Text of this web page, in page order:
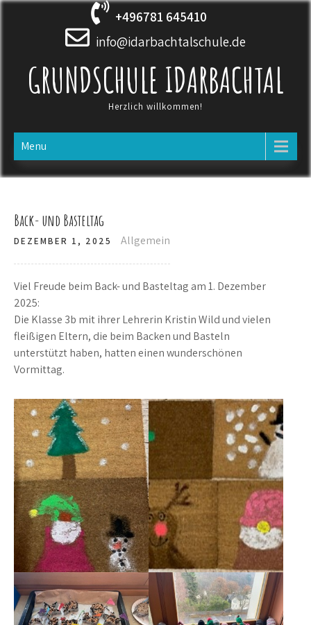
Skip
+496781 645410
info@idarbachtalschule.de
GRUNDSCHULE IDARBACHTAL
Herzlich willkommen!
Menu
Back- und Basteltag
DEZEMBER 1, 2025 Allgemein
Viel Freude beim Back- und Basteltag am 1. Dezember
2025:
Die Klasse 3b mit ihrer Lehrerin Kristin Wild und vielen
fleißigen Eltern, die beim Backen und Basteln
unterstützt haben, hatten einen wunderschönen
Vormittag.